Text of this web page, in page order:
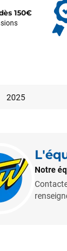
150€
2025
Notre